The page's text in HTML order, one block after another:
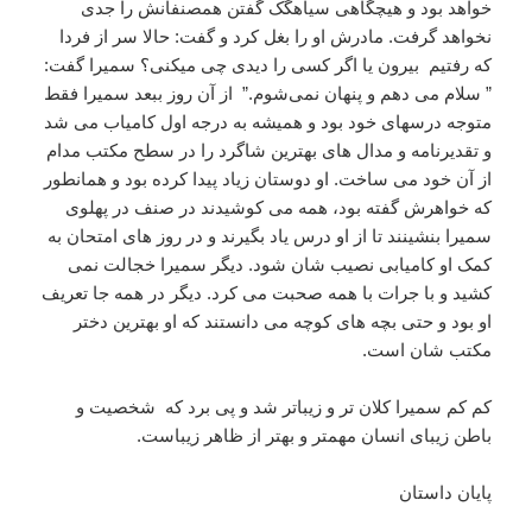
خواهد بود و هیچگاهی سیاهگک گفتن همصنفانش را جدی
نخواهد گرفت. مادرش او را بغل کرد و گفت: حالا سر از فردا
که رفتیم بیرون یا اگر کسی را دیدی چی میکنی؟ سمیرا گفت:
” سلام می دهم و پنهان نمی‌شوم.” از آن روز ببعد سمیرا فقط
متوجه درسهای خود بود و همیشه به درجه اول کامیاب می شد
و تقدیرنامه و مدال های بهترین شاگرد را در سطح مکتب مدام
از آن خود می ساخت. او دوستان زیاد پیدا کرده بود و همانطور
که خواهرش گفته بود، همه می کوشیدند در صنف در پهلوی
سمیرا بنشینند تا از او درس یاد بگیرند و در روز های امتحان به
کمک او کامیابی نصیب شان شود‌. دیگر سمیرا خجالت نمی
کشید و با جرات با همه صحبت می کرد. دیگر در همه جا تعریف
او بود و حتی بچه های کوچه می دانستند که او بهترین دختر
مکتب شان است.
کم کم سمیرا کلان تر و زیباتر شد و پی برد که شخصیت و
باطن زیبای انسان مهمتر و بهتر از ظاهر زیباست.
پایان داستان